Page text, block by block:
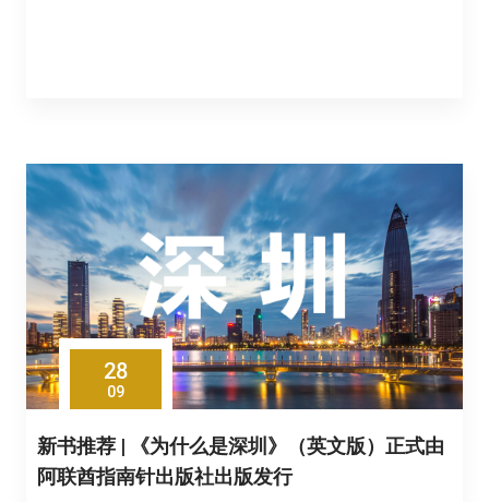
28
09
新书推荐 | 《为什么是深圳》（英文版）正式由
阿联酋指南针出版社出版发行